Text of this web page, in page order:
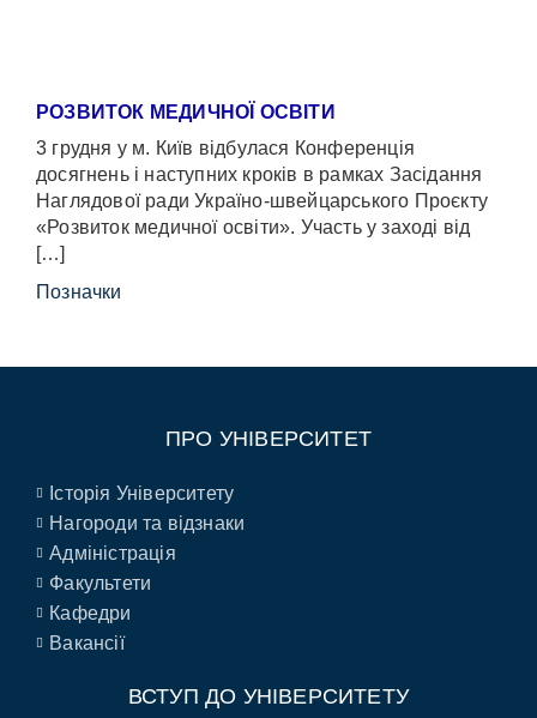
РОЗВИТОК МЕДИЧНОЇ ОСВІТИ
3 грудня у м. Київ відбулася Конференція
досягнень і наступних кроків в рамках Засідання
Наглядової ради Україно-швейцарського Проєкту
«Розвиток медичної освіти». Участь у заході від
[…]
Позначки
ПРО УНІВЕРСИТЕТ
Історія Університету
Нагороди та відзнаки
Адміністрація
Факультети
Кафедри
Вакансії
ВСТУП ДО УНІВЕРСИТЕТУ